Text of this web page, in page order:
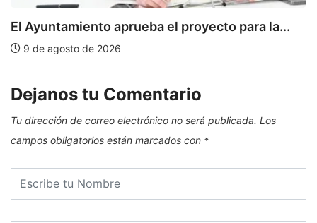
El Ayuntamiento aprueba el proyecto para la...
9 de agosto de 2026
Dejanos tu Comentario
Tu dirección de correo electrónico no será publicada. Los
campos obligatorios están marcados con *